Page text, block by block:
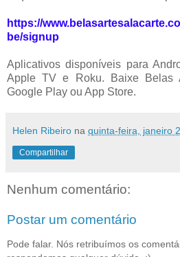
https://
be/signup
Aplicativos disponíveis para
Apple TV e Roku. Baixe Belas
Google Play ou App Store.
Helen Ribeiro na quinta-feira, janeiro
Compartilhar
Nenhum comentário:
Postar um comentário
Pode falar. Nós retribuímos os